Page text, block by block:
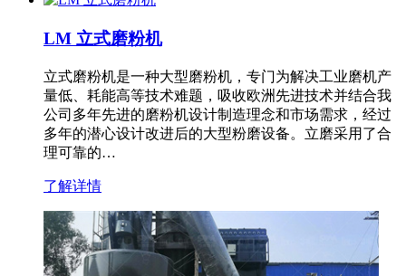
LM 立式磨粉机
立式磨粉机是一种大型磨粉机，专门为解决工业磨机产
量低、耗能高等技术难题，吸收欧洲先进技术并结合我
公司多年先进的磨粉机设计制造理念和市场需求，经过
多年的潜心设计改进后的大型粉磨设备。立磨采用了合
理可靠的…
了解详情